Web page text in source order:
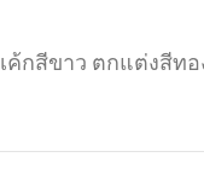
เค้กสีขาว ตกแต่งสีท